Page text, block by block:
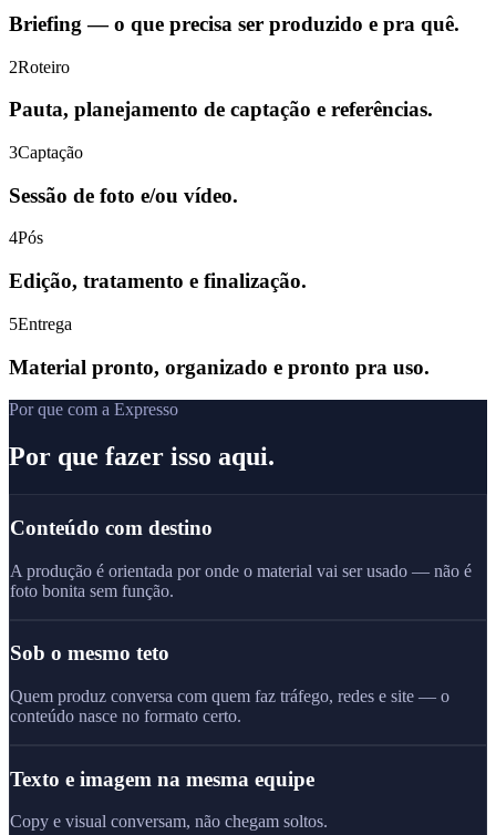
Briefing — o que precisa ser produzido e pra quê.
2Roteiro
Pauta, planejamento de captação e referências.
3Captação
Sessão de foto e/ou vídeo.
4Pós
Edição, tratamento e finalização.
5Entrega
Material pronto, organizado e pronto pra uso.
Por que com a Expresso
Por que fazer isso aqui.
Conteúdo com destino
A produção é orientada por onde o material vai ser usado — não é
foto bonita sem função.
Sob o mesmo teto
Quem produz conversa com quem faz tráfego, redes e site — o
conteúdo nasce no formato certo.
Texto e imagem na mesma equipe
Copy e visual conversam, não chegam soltos.